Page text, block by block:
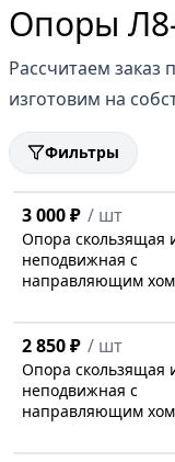
Опоры
Рассчитаем
изготовим на
Фильтры
3 000 ₽ / шт
Опора скользящая
неподвижная с
направляющим
2 850 ₽ / шт
Опора скользящая
неподвижная с
направляющим